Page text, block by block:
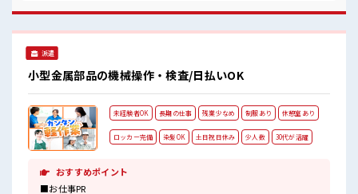
レッシュ！
派遣
小型金属部品の機械操作・検査/日払いOK
未経験者OK 長期の仕事 残業少なめ 制服あり 休憩室あり
ロッカー完備 染髪OK 土日祝日休み 少人数 30代が活躍
おすすめポイント
■お仕事PR